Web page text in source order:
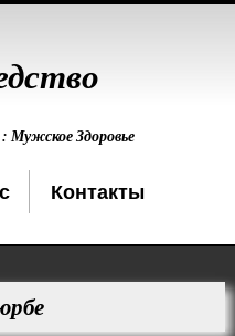
Мужское Здоровье
Контакты